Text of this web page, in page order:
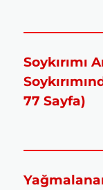
Soykırımı
77 Sayfa)